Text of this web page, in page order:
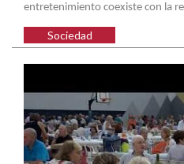
entretenimiento coexiste con la
Sociedad